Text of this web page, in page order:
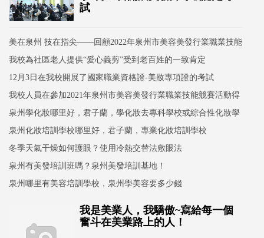
試
美在泉州 技在指尖——回顧2022年泉州市美容美發行業職業技能
競賽活動
我校為社區老人提供“愛心義剪”受到老百姓的一致肯定
12月3日在我校開展了國家職業資格證-美妝專項證的考試
我校人員在參加2021年泉州市美容美發行業職業技能競賽活動得
獎情況
泉州學化妝哪里好，君子蘭，學化妝去專科學校或綜合性化妝學
校？
泉州化妝培訓學校哪里好，君子蘭，專業化妝培訓學校
冬季天氣干燥如何護眼？使用冷熱交替法敷眼法
泉州有美發培訓班嗎？泉州美發培訓基地！
泉州哪里有美容培訓學校，泉州學美容要多少錢
我是美業人，我驕傲~寫給每一個
奮斗在美業路上的人！